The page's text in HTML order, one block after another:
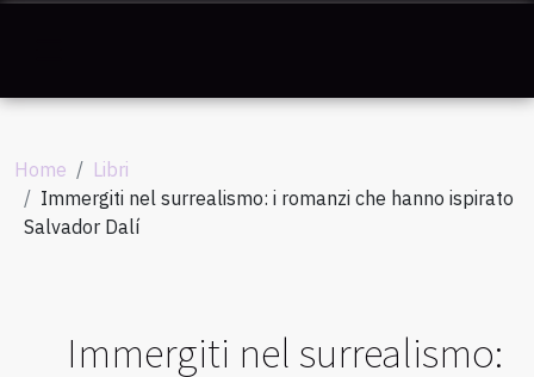
Home
Libri
Immergiti nel surrealismo: i romanzi che hanno ispirato
Salvador Dalí
Immergiti nel surrealismo: